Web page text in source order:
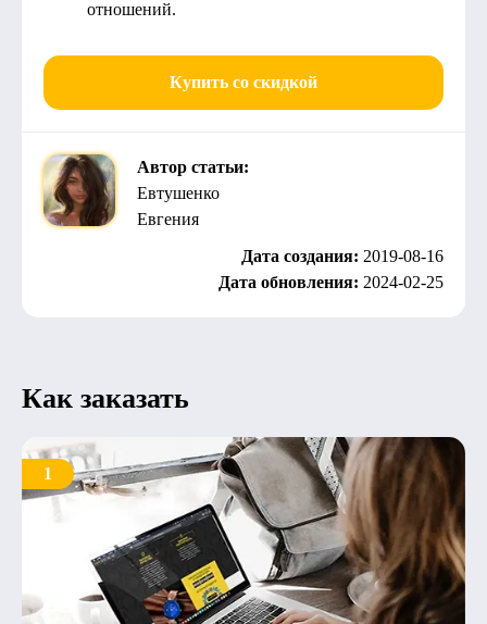
отношений.
Купить со скидкой
Автор статьи:
Евтушенко
Евгения
Дата создания: 2019-08-16
Дата обновления: 2024-02-25
Как заказать
1